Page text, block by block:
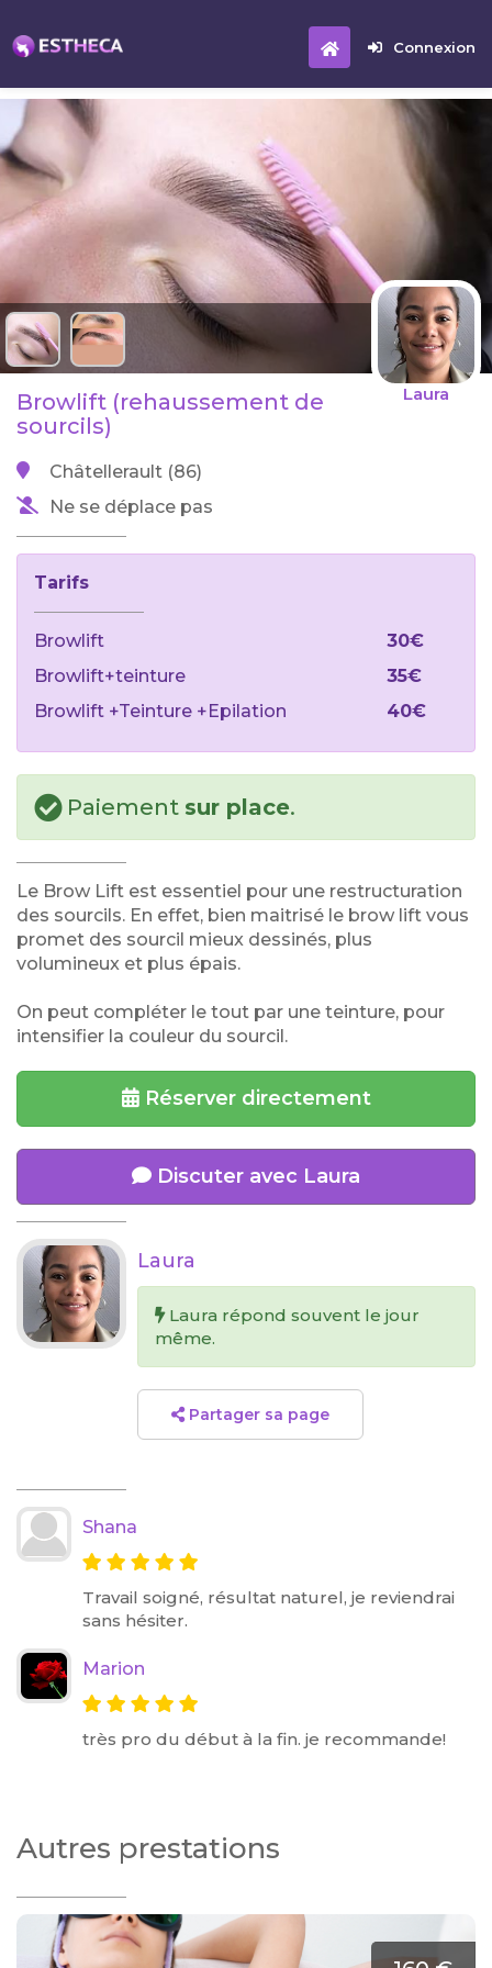
Connexion
Laura
Browlift (rehaussement de
sourcils)
Châtellerault (86)
Ne se déplace pas
Tarifs
Browlift
30€
Browlift+teinture
35€
Browlift +Teinture +Epilation
40€
Paiement sur place.
Le Brow Lift est essentiel pour une restructuration
des sourcils. En effet, bien maitrisé le brow lift vous
promet des sourcil mieux dessinés, plus
volumineux et plus épais.
On peut compléter le tout par une teinture, pour
intensifier la couleur du sourcil.
Réserver directement
Discuter avec Laura
Laura
Laura répond souvent le jour
même.
Partager sa page
Shana
Travail soigné, résultat naturel, je reviendrai
sans hésiter.
Marion
très pro du début à la fin. je recommande!
Autres prestations